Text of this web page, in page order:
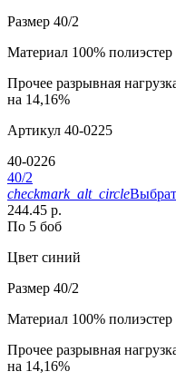
Размер 40/2
Материал 100% полиэстер
Прочее разрывная
на 14,16%
Артикул 40-0225
40-0226
40/2
checkmark_alt_circle
244.45 р.
По 5 боб
Цвет синий
Размер 40/2
Материал 100% полиэстер
Прочее разрывная
на 14,16%